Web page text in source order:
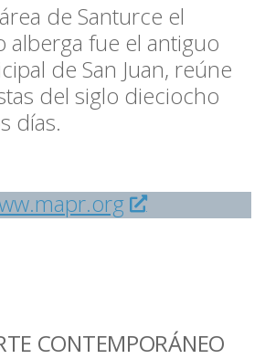
de Santurce el
alberga fue el antiguo
de San Juan, reúne
del siglo dieciocho
días.
CONTEMPORÁNEO